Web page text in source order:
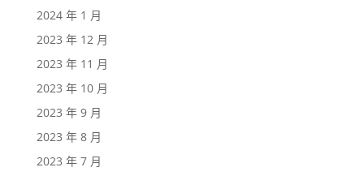
2024 年 1 月
2023 年 12 月
2023 年 11 月
2023 年 10 月
2023 年 9 月
2023 年 8 月
2023 年 7 月